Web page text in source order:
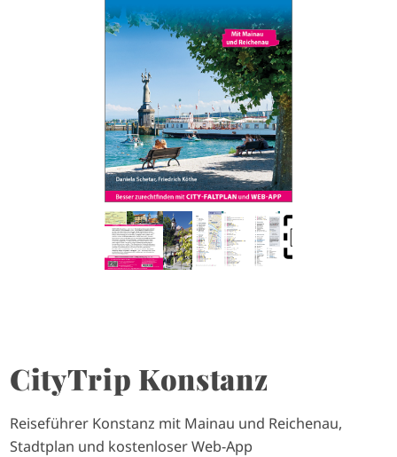
CityTrip Konstanz
Reiseführer Konstanz mit Mainau und Reichenau,
Stadtplan und kostenloser Web-App